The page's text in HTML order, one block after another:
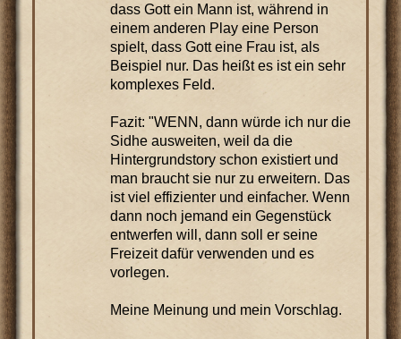
dass Gott ein Mann ist, während in
einem anderen Play eine Person
spielt, dass Gott eine Frau ist, als
Beispiel nur. Das heißt es ist ein sehr
komplexes Feld.
Fazit: "WENN, dann würde ich nur die
Sidhe ausweiten, weil da die
Hintergrundstory schon existiert und
man braucht sie nur zu erweitern. Das
ist viel effizienter und einfacher. Wenn
dann noch jemand ein Gegenstück
entwerfen will, dann soll er seine
Freizeit dafür verwenden und es
vorlegen.
Meine Meinung und mein Vorschlag.